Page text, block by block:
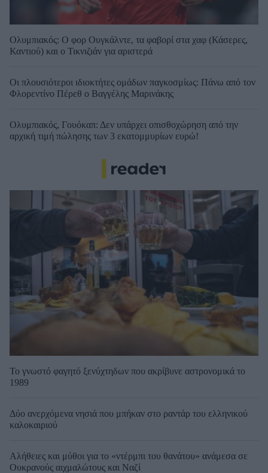
Ολυμπιακός: Ο φορ Ουγκάλντε, τα φαβορί στα χαφ (Κάσερες,
Καντιού) και ο Τικνιζιάν για αριστερά
Οι πλουσιότεροι ιδιοκτήτες ομάδων παγκοσμίως: Πάνω από τον
Φλορεντίνο Πέρεθ ο Βαγγέλης Μαρινάκης
Ολυμπιακός, Γουόκαπ: Δεν υπάρχει οπισθοχώρηση από την
αρχική τιμή πώλησης των 3 εκατομμυρίων ευρώ!
Το γνωστό φαγητό ξενύχτηδων που ακρίβυνε αστρονομικά το
1989
Δύο ανερχόμενα νησιά που μπήκαν στο ραντάρ του ελληνικού
καλοκαιριού
Αλήθειες και μύθοι για το «ντέρμπι του θανάτου» ανάμεσα σε
Ουκρανούς αιχμαλώτους και Ναζί